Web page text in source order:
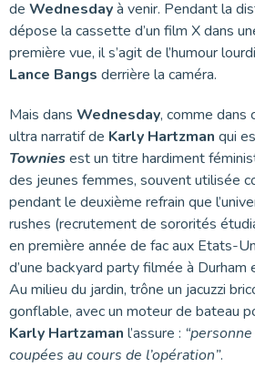
de Wednesdayà venir. Pendant la
dépose la cassette d’un film X dans
première vue, il s’agit de l’humour
Lance Bangs derrière la caméra.
Mais dans Wednesday, comme dans
ultra narratif de Karly Hartzman qui
Towniesest un titre hardiment
des jeunes femmes, souvent utilisée
pendant le deuxième refrain que
rushes (recrutement de sororités
en première année de fac aux Etats-
d’une backyard party filmée à Durham
Au milieu du jardin, trône un jacuzzi
gonflable, avec un moteur de bateau
Karly Hartzaman l’assure :
coupées au cours de l’opération”.